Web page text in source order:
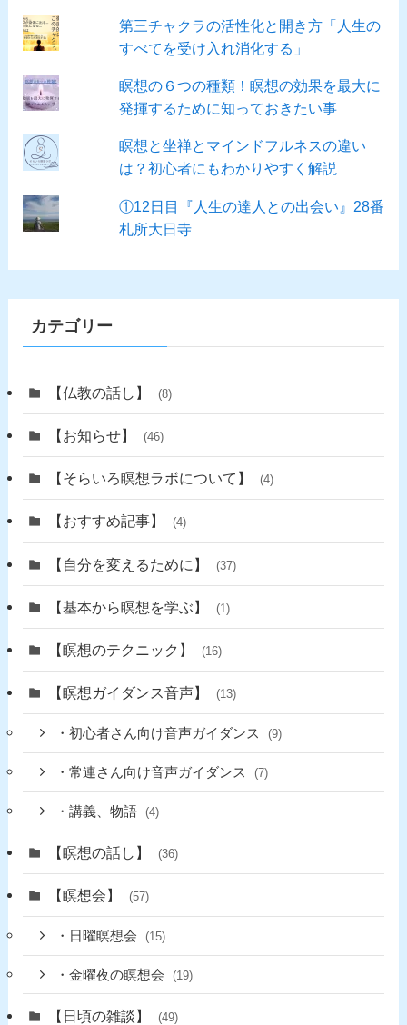
第三チャクラの活性化と開き方「人生の
すべてを受け入れ消化する」
瞑想の６つの種類！瞑想の効果を最大に
発揮するために知っておきたい事
瞑想と坐禅とマインドフルネスの違い
は？初心者にもわかりやすく解説
①12日目『人生の達人との出会い』28番
札所大日寺
カテゴリー
【仏教の話し】 (8)
【お知らせ】 (46)
【そらいろ瞑想ラボについて】 (4)
【おすすめ記事】 (4)
【自分を変えるために】 (37)
【基本から瞑想を学ぶ】 (1)
【瞑想のテクニック】 (16)
【瞑想ガイダンス音声】 (13)
・初心者さん向け音声ガイダンス (9)
・常連さん向け音声ガイダンス (7)
・講義、物語 (4)
【瞑想の話し】 (36)
【瞑想会】 (57)
・日曜瞑想会 (15)
・金曜夜の瞑想会 (19)
【日頃の雑談】 (49)